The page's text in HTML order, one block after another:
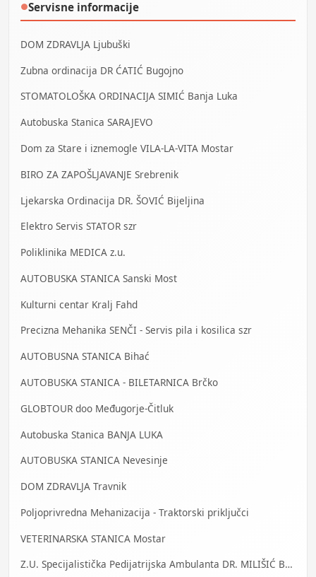
●Servisne informacije
DOM ZDRAVLJA Ljubuški
Zubna ordinacija DR ĆATIĆ Bugojno
STOMATOLOŠKA ORDINACIJA SIMIĆ Banja Luka
Autobuska Stanica SARAJEVO
Dom za Stare i iznemogle VILA-LA-VITA Mostar
BIRO ZA ZAPOŠLJAVANJE Srebrenik
Ljekarska Ordinacija DR. ŠOVIĆ Bijeljina
Elektro Servis STATOR szr
Poliklinika MEDICA z.u.
AUTOBUSKA STANICA Sanski Most
Kulturni centar Kralj Fahd
Precizna Mehanika SENČI - Servis pila i kosilica szr
AUTOBUSNA STANICA Bihać
AUTOBUSKA STANICA - BILETARNICA Brčko
GLOBTOUR doo Međugorje-Čitluk
Autobuska Stanica BANJA LUKA
AUTOBUSKA STANICA Nevesinje
DOM ZDRAVLJA Travnik
Poljoprivredna Mehanizacija - Traktorski priključci
VETERINARSKA STANICA Mostar
Z.U. Specijalistička Pedijatrijska Ambulanta DR. MILIŠIĆ Banja Luka